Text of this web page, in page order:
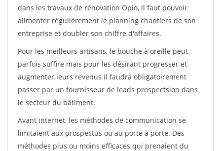
dans les travaux de rénovation Opio, il faut pouvoir
alimenter régulièrement le planning chantiers de son
entreprise et doubler son chiffre d'affaires.
Pour les meilleurs artisans, le bouche à oreille peut
parfois suffire mais pour les désirant progresser et
augmenter leurs revenus il faudra obligatoirement
passer par un fournisseur de leads prospectsion dans
le secteur du bâtiment.
Avant internet, les méthodes de communication se
limitaient aux prospectus ou au porte à porte. Des
méthodes plus ou moins efficaces qui prenaient du